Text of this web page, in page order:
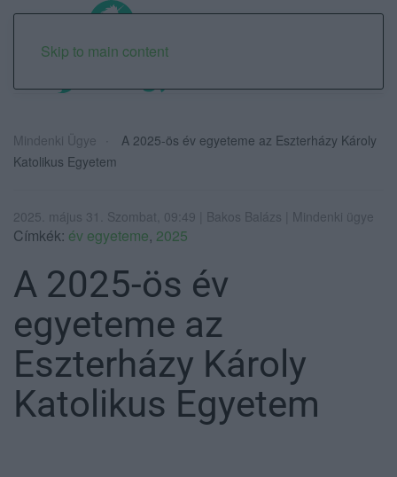
Skip to main content
Mindenki Ügye
A 2025-ös év egyeteme az Eszterházy Károly
Katolikus Egyetem
2025. május 31. Szombat, 09:49 | Bakos Balázs | Mindenki ügye
Címkék: év egyeteme, 2025
A 2025-ös év
egyeteme az
Eszterházy Károly
Katolikus Egyetem